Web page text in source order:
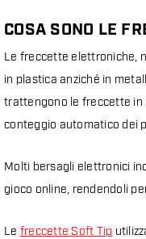
COSA SONO LE
Le freccette elettroniche,
in plastica anziché in
trattengono le freccette in
conteggio automatico dei
Molti bersagli elettronici
gioco online, rendendoli
Le freccette Soft Tip